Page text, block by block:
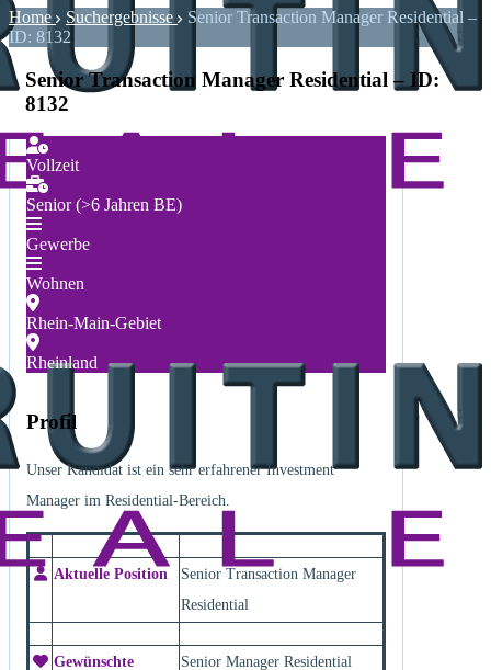
Home Suchergebnisse
Senior Transaction Manager Residential –
ID: 8132
Senior Transaction Manager Residential – ID:
8132
Vollzeit
Senior (>6 Jahren BE)
Gewerbe
Wohnen
Rhein-Main-Gebiet
Rheinland
Profil
Unser Kandidat ist ein sehr erfahrener Investment
Manager im Residential-Bereich.
Aktuelle Position
Senior Transaction Manager
Residential
Gewünschte
Senior Manager Residential